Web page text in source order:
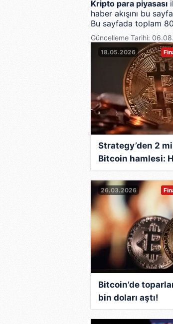
Kripto para piyasası
haber akışını bu
Bu sayfada toplam
Güncelleme Tarihi:
18.05.2026
Strategy’den 2
Bitcoin hamlesi:
24 bin 869 BTC
26.03.2026
Bitcoin’de
bin doları aştı!